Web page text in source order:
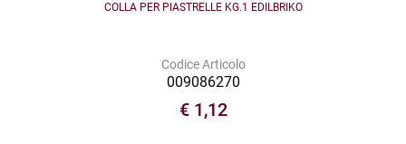
COLLA PER PIASTRELLE KG.1 EDILBRIKO
Codice Articolo
009086270
€ 1,12